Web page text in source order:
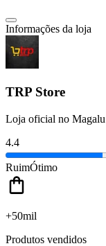
Informações da loja
TRP Store
Loja oficial no Magalu
4.4
RuimÓtimo
+50mil
Produtos vendidos